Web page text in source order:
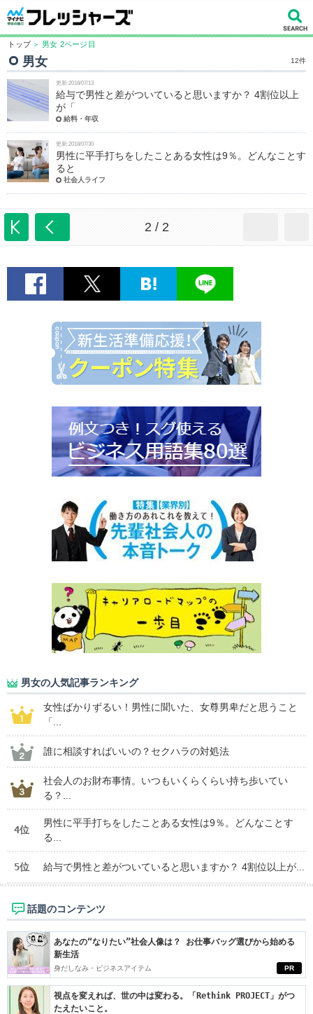
トップ ＞ 男女 2ページ目
男女 12件
更新:2018/07/13
給与で男性と差がついていると思いますか？ 4割位以上
が「
給料・年収
更新:2018/07/30
男性に平手打ちをしたことある女性は9％。どんなことす
ると
社会人ライフ
2 / 2
男女の人気記事ランキング
女性ばかりずるい！男性に聞いた、女尊男卑だと思うこと
「...
誰に相談すればいいの？セクハラの対処法
社会人のお財布事情。いつもいくらくらい持ち歩いてい
る？...
4位
男性に平手打ちをしたことある女性は9％。どんなことす
る...
5位 給与で男性と差がついていると思いますか？ 4割位以上が...
話題のコンテンツ
PR
あなたの“なりたい”社会人像は？ お仕事バッグ選びから始める
新生活
身だしなみ・ビジネスアイテム
視点を変えれば、世の中は変わる。「Rethink PROJECT」がつ
たえたいこと。